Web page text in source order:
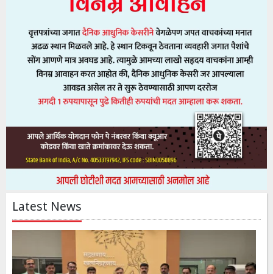
Latest News